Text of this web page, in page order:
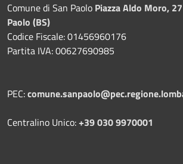
Comune di San Paolo Piazza Aldo Moro,
Paolo (BS)
Codice Fiscale: 01456960176
Partita IVA: 00627690985
PEC:
Centralino Unico:+39 030 9970001